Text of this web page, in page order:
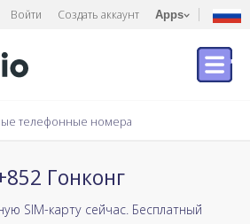
Войти Создать аккаунт Apps
телефонные номера
Гонконг
SIM-карту сейчас. Бесплатный